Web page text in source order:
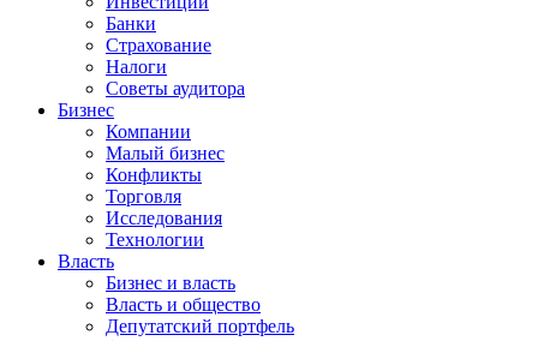
Банки
Страхование
Налоги
Советы аудитора
Бизнес
Компании
Малый бизнес
Конфликты
Торговля
Исследования
Технологии
Власть
Бизнес и власть
Власть и общество
Депутатский портфель